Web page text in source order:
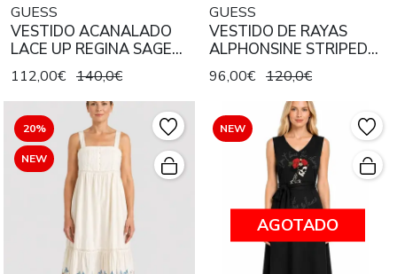
GUESS
VESTIDO ACANALADO
LACE UP REGINA SAGE
AND OLIVE GREEN
112,00€ 140,0€
GUESS
VESTIDO DE RAYAS
ALPHONSINE STRIPED
PURE WHITE AND NAVY
96,00€ 120,0€
20%
NEW
NEW
AGOTADO